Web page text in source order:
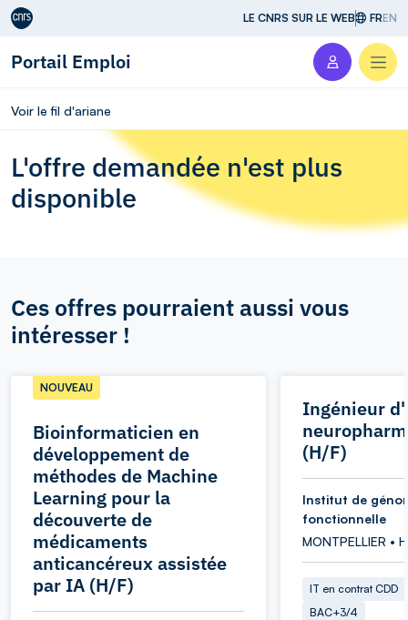
Aller au contenu LE CNRS SUR LE WEB FREN
Portail Emploi
Voir le fil d'ariane
L'offre demandée n'est plus
disponible
Ces offres pourraient aussi vous
intéresser !
Bioinformaticien en
développement de
méthodes de Machine
Learning pour la
découverte de
médicaments
anticancéreux assistée
par IA (H/F)
NOUVEAU
Ingénieur
(H/F)
Institut de
fonctionnelle
MONTPELLIER •
IT en contrat CDD
BAC+3/4